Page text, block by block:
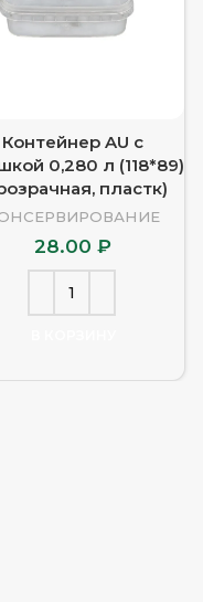
Контейнер AU с
0,280 л (118*89)
пластк)
28.00₽